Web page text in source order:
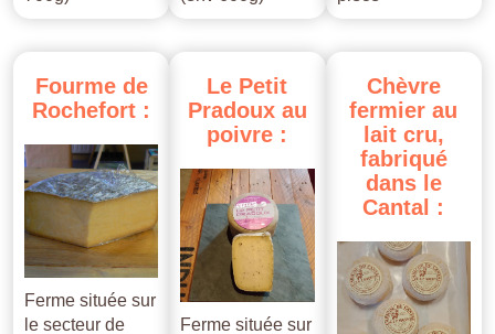
Fourme de
Rochefort :
Ferme située sur
le secteur de
Le Petit
Pradoux au
poivre :
Ferme située sur
Chèvre
fermier au
lait cru,
fabriqué
dans le
Cantal :